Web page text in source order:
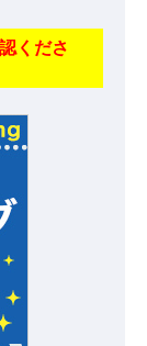
くださ